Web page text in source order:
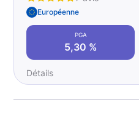
Européenne
PGA
5,30 %
Détails